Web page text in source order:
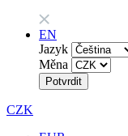
EN
Jazyk
Měna
Potvrdit
CZK